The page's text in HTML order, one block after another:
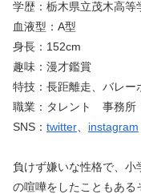
学歴：栃木県立茂木高等
血液型：A型
身長：152cm
趣味：漫才鑑賞
特技：長距離走、バレー
職業：タレント 事務所
SNS： twitter instagram
負けず嫌いな性格で、
の喧嘩をしたこともある